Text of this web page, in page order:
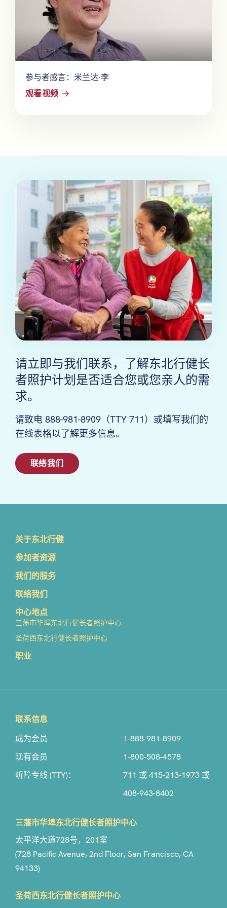
参与者感言：米兰达·李
观看视频
请立即与我们联系，了解东北行健长
者照护计划是否适合您或您亲人的需
求。
请致电 888-981-8909（TTY 711）或填写我们的
在线表格以了解更多信息。
联络我们
关于东北行健
参加者资源
我们的服务
联络我们
中心地点
三藩市华埠东北行健长者照护中心
圣荷西东北行健长者照护中心
职业
联系信息
成为会员
1-888-981-8909
现有会员
1-800-508-4578
听障专线 (TTY)：
711 或 415-213-1973 或
408-943-8402
三藩市华埠东北行健长者照护中心
太平洋大道728号，201室
(728 Pacific Avenue, 2nd Floor, San Francisco, CA
94133)
圣荷西东北行健长者照护中心